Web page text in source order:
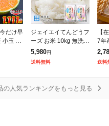
だけ早
小玉 み
あり
ジェイエイてんどうフ
ーズ お米 10kg 無洗米
山形県産 令和7年 は
えぬき 無洗米 10kg(5
5,980円
送料無料
【
7年
kg
産
送料
の人気ランキングをもっと見る